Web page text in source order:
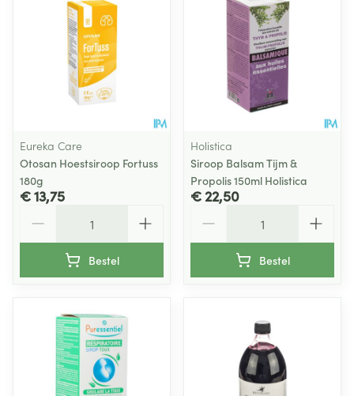
Eureka Care
Otosan Hoestsiroop Fortuss
180g
€ 13,75
Bestel
Holistica
Siroop Balsam Tijm &
Propolis 150ml Holistica
€ 22,50
Bestel